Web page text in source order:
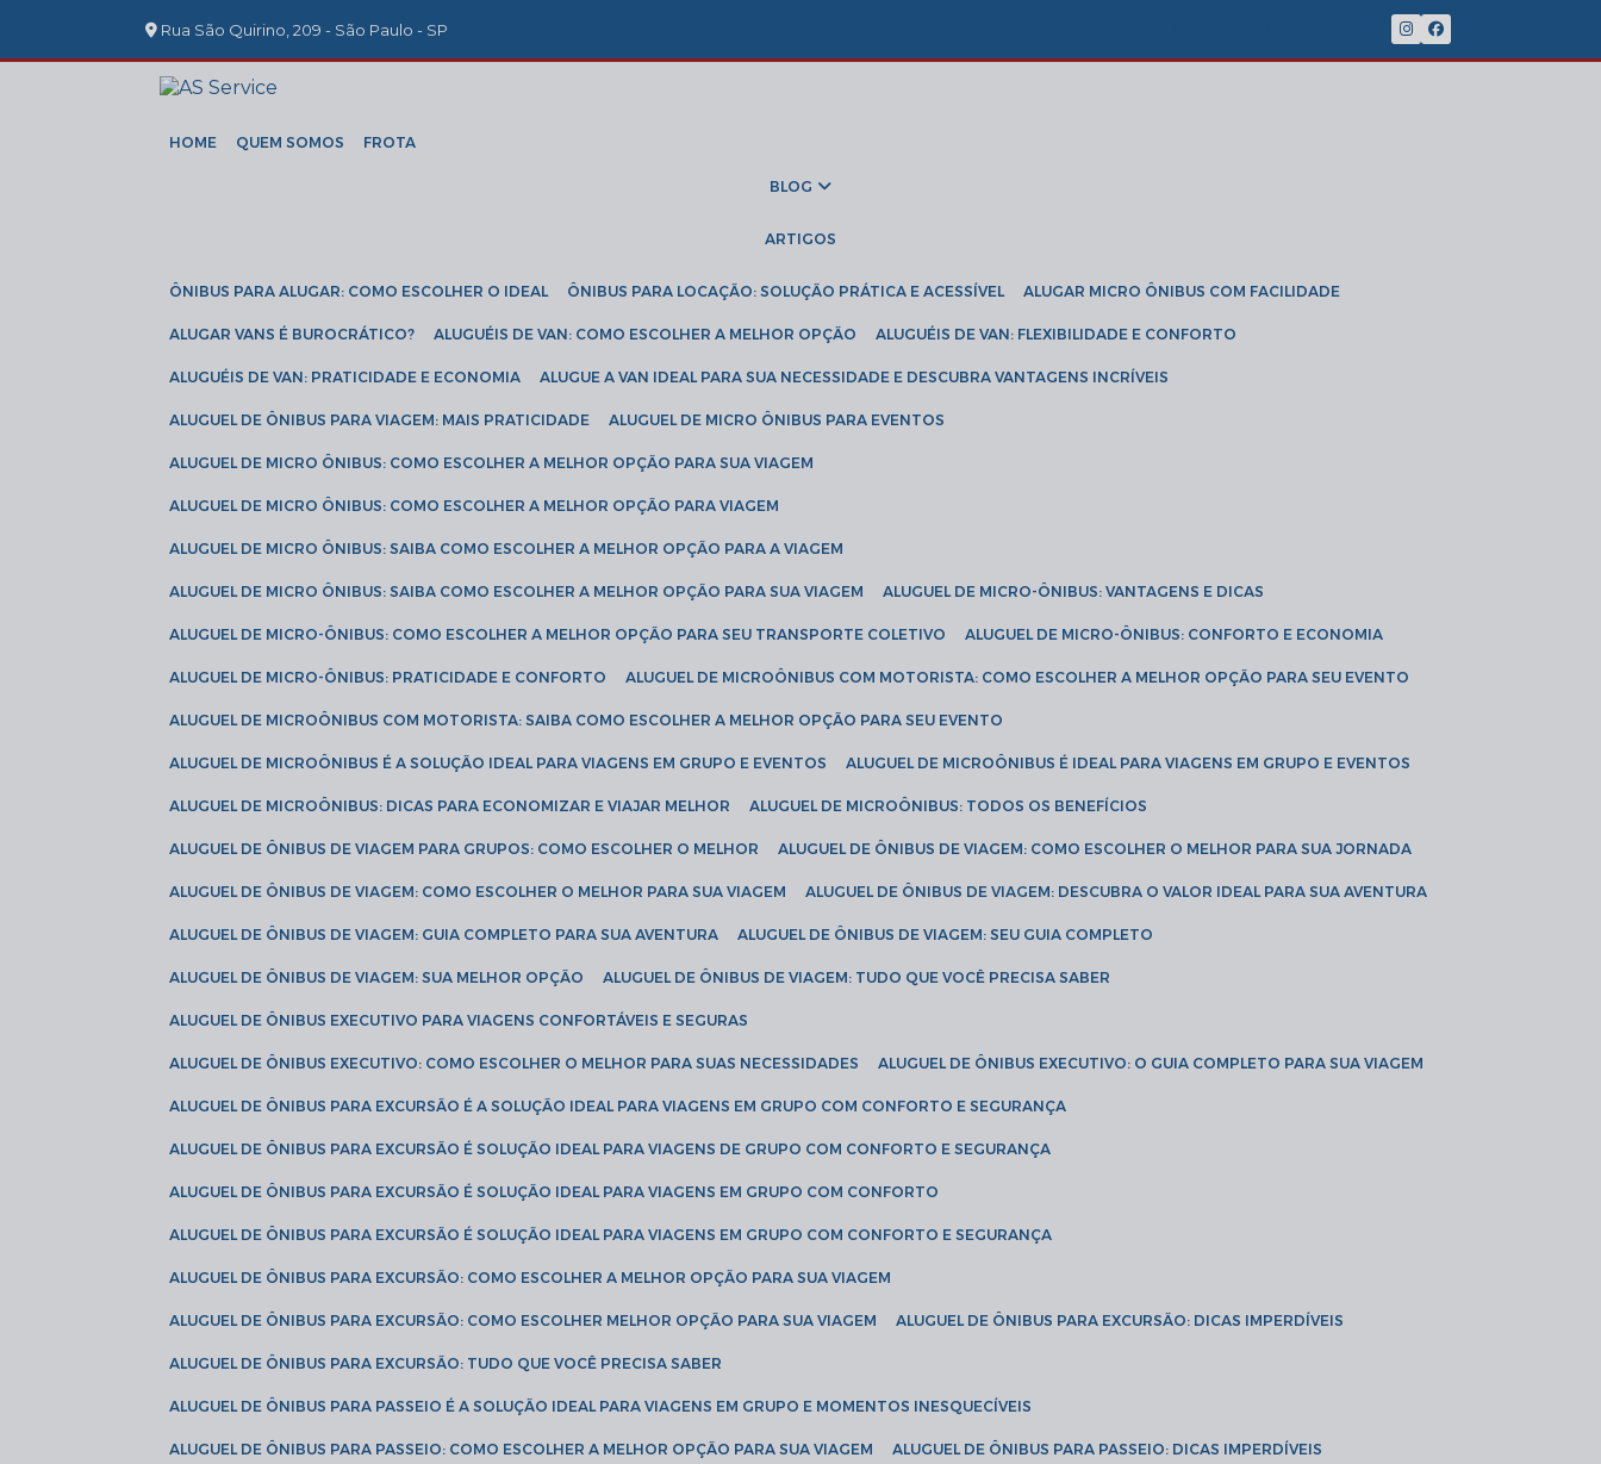
Rua São Quirino, 209 - São Paulo - SP
HOME QUEM SOMOS FROTA
BLOG
ARTIGOS
ÔNIBUS PARA ALUGAR: COMO ESCOLHER O IDEAL ÔNIBUS PARA LOCAÇÃO: SOLUÇÃO PRÁTICA E ACESSÍVEL ALUGAR MICRO ÔNIBUS COM FACILIDADE
ALUGAR VANS É BUROCRÁTICO? ALUGUÉIS DE VAN: COMO ESCOLHER A MELHOR OPÇÃO ALUGUÉIS DE VAN: FLEXIBILIDADE E CONFORTO
ALUGUÉIS DE VAN: PRATICIDADE E ECONOMIA ALUGUE A VAN IDEAL PARA SUA NECESSIDADE E DESCUBRA VANTAGENS INCRÍVEIS
ALUGUEL DE ÔNIBUS PARA VIAGEM: MAIS PRATICIDADE ALUGUEL DE MICRO ÔNIBUS PARA EVENTOS
ALUGUEL DE MICRO ÔNIBUS: COMO ESCOLHER A MELHOR OPÇÃO PARA SUA VIAGEM
ALUGUEL DE MICRO ÔNIBUS: COMO ESCOLHER A MELHOR OPÇÃO PARA VIAGEM
ALUGUEL DE MICRO ÔNIBUS: SAIBA COMO ESCOLHER A MELHOR OPÇÃO PARA A VIAGEM
ALUGUEL DE MICRO ÔNIBUS: SAIBA COMO ESCOLHER A MELHOR OPÇÃO PARA SUA VIAGEM ALUGUEL DE MICRO-ÔNIBUS: VANTAGENS E DICAS
ALUGUEL DE MICRO-ÔNIBUS: COMO ESCOLHER A MELHOR OPÇÃO PARA SEU TRANSPORTE COLETIVO ALUGUEL DE MICRO-ÔNIBUS: CONFORTO E ECONOMIA
ALUGUEL DE MICRO-ÔNIBUS: PRATICIDADE E CONFORTO ALUGUEL DE MICROÔNIBUS COM MOTORISTA: COMO ESCOLHER A MELHOR OPÇÃO PARA SEU EVENTO
ALUGUEL DE MICROÔNIBUS COM MOTORISTA: SAIBA COMO ESCOLHER A MELHOR OPÇÃO PARA SEU EVENTO
ALUGUEL DE MICROÔNIBUS É A SOLUÇÃO IDEAL PARA VIAGENS EM GRUPO E EVENTOS ALUGUEL DE MICROÔNIBUS É IDEAL PARA VIAGENS EM GRUPO E EVENTOS
ALUGUEL DE MICROÔNIBUS: DICAS PARA ECONOMIZAR E VIAJAR MELHOR ALUGUEL DE MICROÔNIBUS: TODOS OS BENEFÍCIOS
ALUGUEL DE ÔNIBUS DE VIAGEM PARA GRUPOS: COMO ESCOLHER O MELHOR ALUGUEL DE ÔNIBUS DE VIAGEM: COMO ESCOLHER O MELHOR PARA SUA JORNADA
ALUGUEL DE ÔNIBUS DE VIAGEM: COMO ESCOLHER O MELHOR PARA SUA VIAGEM ALUGUEL DE ÔNIBUS DE VIAGEM: DESCUBRA O VALOR IDEAL PARA SUA AVENTURA
ALUGUEL DE ÔNIBUS DE VIAGEM: GUIA COMPLETO PARA SUA AVENTURA ALUGUEL DE ÔNIBUS DE VIAGEM: SEU GUIA COMPLETO
ALUGUEL DE ÔNIBUS DE VIAGEM: SUA MELHOR OPÇÃO ALUGUEL DE ÔNIBUS DE VIAGEM: TUDO QUE VOCÊ PRECISA SABER
ALUGUEL DE ÔNIBUS EXECUTIVO PARA VIAGENS CONFORTÁVEIS E SEGURAS
ALUGUEL DE ÔNIBUS EXECUTIVO: COMO ESCOLHER O MELHOR PARA SUAS NECESSIDADES ALUGUEL DE ÔNIBUS EXECUTIVO: O GUIA COMPLETO PARA SUA VIAGEM
ALUGUEL DE ÔNIBUS PARA EXCURSÃO É A SOLUÇÃO IDEAL PARA VIAGENS EM GRUPO COM CONFORTO E SEGURANÇA
ALUGUEL DE ÔNIBUS PARA EXCURSÃO É SOLUÇÃO IDEAL PARA VIAGENS DE GRUPO COM CONFORTO E SEGURANÇA
ALUGUEL DE ÔNIBUS PARA EXCURSÃO É SOLUÇÃO IDEAL PARA VIAGENS EM GRUPO COM CONFORTO
ALUGUEL DE ÔNIBUS PARA EXCURSÃO É SOLUÇÃO IDEAL PARA VIAGENS EM GRUPO COM CONFORTO E SEGURANÇA
ALUGUEL DE ÔNIBUS PARA EXCURSÃO: COMO ESCOLHER A MELHOR OPÇÃO PARA SUA VIAGEM
ALUGUEL DE ÔNIBUS PARA EXCURSÃO: COMO ESCOLHER MELHOR OPÇÃO PARA SUA VIAGEM ALUGUEL DE ÔNIBUS PARA EXCURSÃO: DICAS IMPERDÍVEIS
ALUGUEL DE ÔNIBUS PARA EXCURSÃO: TUDO QUE VOCÊ PRECISA SABER
ALUGUEL DE ÔNIBUS PARA PASSEIO É A SOLUÇÃO IDEAL PARA VIAGENS EM GRUPO E MOMENTOS INESQUECÍVEIS
ALUGUEL DE ÔNIBUS PARA PASSEIO: COMO ESCOLHER A MELHOR OPÇÃO PARA SUA VIAGEM ALUGUEL DE ÔNIBUS PARA PASSEIO: DICAS IMPERDÍVEIS